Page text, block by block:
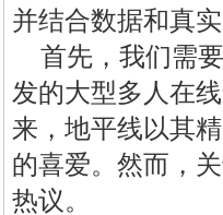
并结合数据和真
首先，我们需
发的大型多人在
来，地平线以其
的喜爱。然而，
热议。